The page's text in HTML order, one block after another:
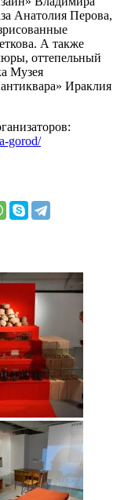
Анатолия Перова,
А также
оттепельный
Музея
Ираклия
gorod/